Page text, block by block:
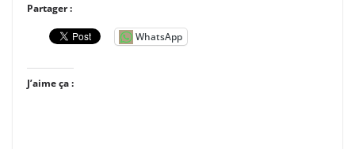
Partager :
WhatsApp
J’aime ça :